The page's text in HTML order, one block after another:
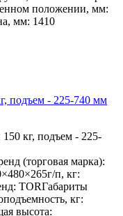
положении, мм:
мм: 1410
подъем - 225-740 мм
кг, подъем - 225-
(торговая марка):
п, кг:
TORГабариты
кг:
высота: